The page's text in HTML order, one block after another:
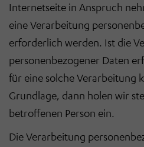
Internetseite in Anspruch
eine Verarbeitung
erforderlich werden. Ist die
personenbezogener Daten
für eine solche Verarbeitung
Grundlage, dann holen wir
betroffenen Person ein.
Die Verarbeitung